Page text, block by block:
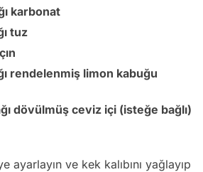
karbonat
tuz
rendelenmiş limon kabuğu
dövülmüş ceviz içi (isteğe bağlı)
ayarlayın ve kek kalıbını yağlayıp